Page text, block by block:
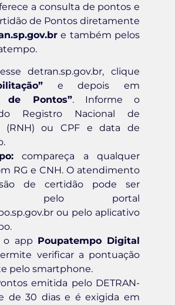
a consulta de pontos e
de Pontos diretamente
e também pelos
detran.sp.gov.br, clique
e depois em
de Pontos”. Informe o
Registro Nacional de
(RNH) ou CPF e data de
compareça a qualquer
RG e CNH. O atendimento
de certidão pode ser
pelo portal
ou pelo aplicativo
o app Poupatempo Digital
verificar a pontuação
pelo smartphone.
emitida pelo DETRAN-
de 30 dias e é exigida em